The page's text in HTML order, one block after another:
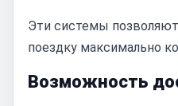
Эти системы
поездку максимально
Возможность